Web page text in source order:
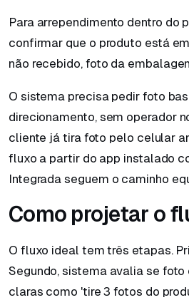
Para arrependimento dentro do
confirmar que o produto está
não recebido, foto da
O sistema precisa pedir foto
direcionamento, sem operador
cliente já tira foto pelo celular
fluxo a partir do app instalado
Integrada seguem o caminho
Como projetar o
O fluxo ideal tem três etapas.
Segundo, sistema avalia se
claras como 'tire 3 fotos do